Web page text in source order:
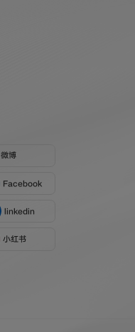
微博
Facebook
linkedin
小红书